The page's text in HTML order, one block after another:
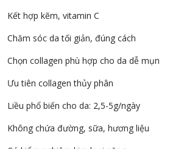
Kết hợp kẽm, vitamin C
Chăm sóc da tối giản, đúng cách
Chọn collagen phù hợp cho da dễ mụn
Ưu tiên collagen thủy phân
Liều phổ biến cho da: 2,5-5g/ngày
Không chứa đường, sữa, hương liệu